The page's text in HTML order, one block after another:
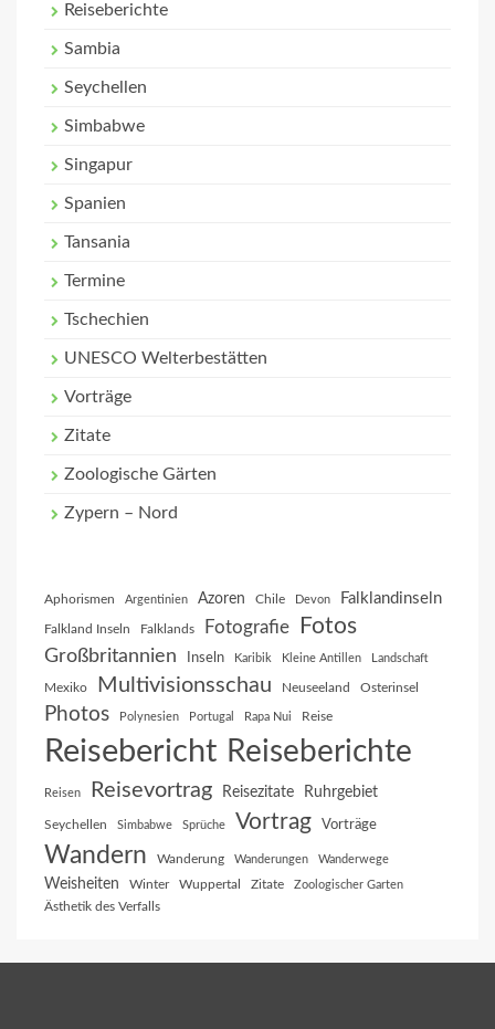
Reiseberichte
Sambia
Seychellen
Simbabwe
Singapur
Spanien
Tansania
Termine
Tschechien
UNESCO Welterbestätten
Vorträge
Zitate
Zoologische Gärten
Zypern – Nord
Aphorismen Argentinien Azoren Chile Devon Falklandinseln
Falkland Inseln Falklands Fotografie Fotos
Großbritannien Inseln Karibik Kleine Antillen Landschaft
Mexiko Multivisionsschau Neuseeland Osterinsel
Photos Polynesien Portugal Rapa Nui Reise
Reisebericht Reiseberichte
Reisen Reisevortrag Reisezitate Ruhrgebiet
Seychellen Simbabwe Sprüche Vortrag Vorträge
Wandern Wanderung Wanderungen Wanderwege
Weisheiten Winter Wuppertal Zitate Zoologischer Garten
Ästhetik des Verfalls